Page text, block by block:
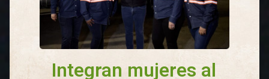
Integran mujeres al